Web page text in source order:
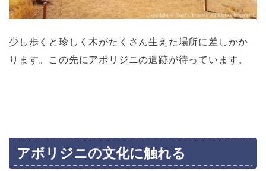
少し歩くと珍しく木がたくさん生えた場所に差しかか
ります。この先にアボリジニの遺跡が待っています。
アボリジニの文化に触れる